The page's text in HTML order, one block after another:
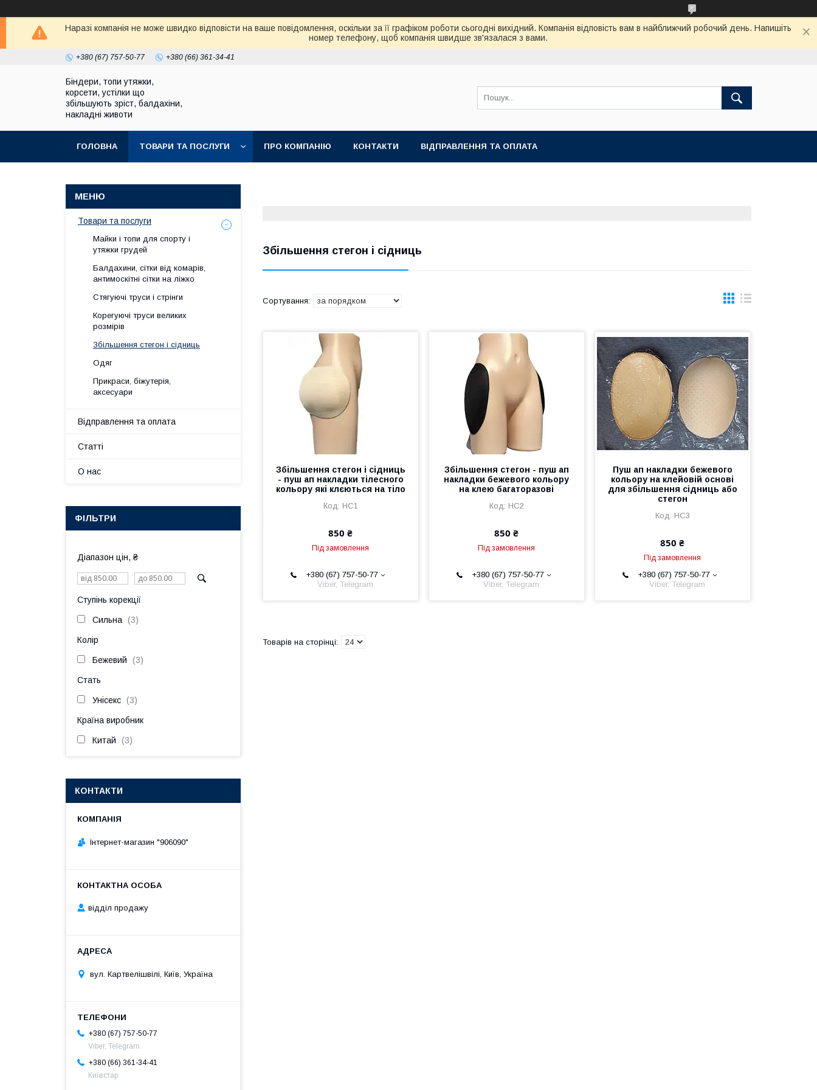
Наразі компанія не може швидко відповісти на ваше повідомлення, оскільки за її графіком роботи сьогодні вихідний. Компанія відповість вам в найближчий робочий день. Напишіть
номер телефону, щоб компанія швидше зв'язалася з вами.
+380 (67) 757-50-77 +380 (66) 361-34-41
Біндери, топи утяжки,
корсети, устілки що
збільшують зріст, балдахіни,
накладні животи
ГОЛОВНА ТОВАРИ ТА ПОСЛУГИ ПРО КОМПАНІЮ КОНТАКТИ ВІДПРАВЛЕННЯ ТА ОПЛАТА
Збільшення стегон і сідниць
Збільшення стегон і сідниць
- пуш ап накладки тілесного
кольору які клєються на тіло
НС1
850 ₴
Під замовлення
+380 (67) 757-50-77
Viber, Telegram
Збільшення стегон - пуш ап
накладки бежевого кольору
на клею багаторазові
НС2
850 ₴
Під замовлення
+380 (67) 757-50-77
Viber, Telegram
Пуш ап накладки бежевого
кольору на клейовій основі
для збільшення сідниць або
стегон
НС3
850 ₴
Під замовлення
+380 (67) 757-50-77
Viber, Telegram
Товари та послуги
Майки і топи для спорту і
утяжки грудей
Балдахини, сітки від комарів,
антимоскітні сітки на ліжко
Стягуючі труси і стрінги
Корегуючі труси великих
розмірів
Збільшення стегон і сідниць
Одяг
Прикраси, біжутерія,
аксесуари
Відправлення та оплата
Статті
О нас
ФІЛЬТРИ
Діапазон цін, ₴
Ступінь корекції
Сильна 3
Колір
Бежевий 3
Стать
Унісекс 3
Країна виробник
Китай 3
КОНТАКТИ
Інтернет-магазин "906090"
відділ продажу
вул. Картвелішвілі, Київ, Україна
+380 (67) 757-50-77
Viber, Telegram
+380 (66) 361-34-41
Київстар